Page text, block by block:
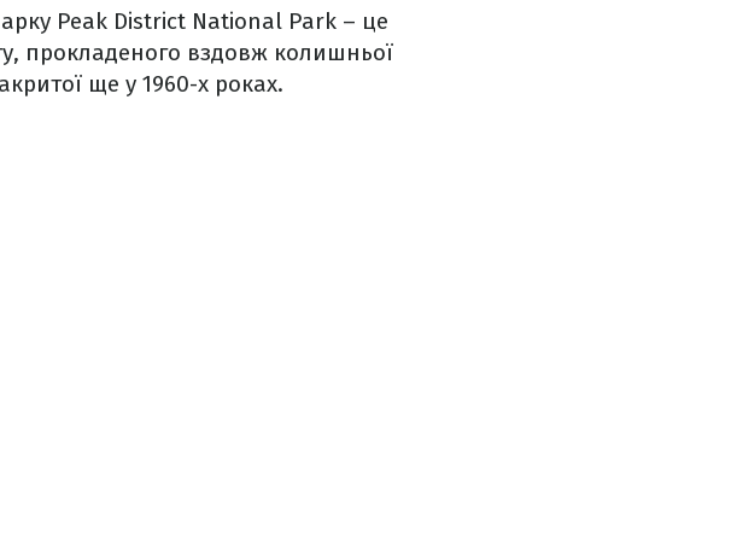
Peak District National Park – це
прокладеного вздовж колишньої
ще у 1960-х роках.